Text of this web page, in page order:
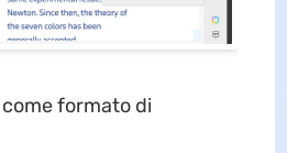
come formato di